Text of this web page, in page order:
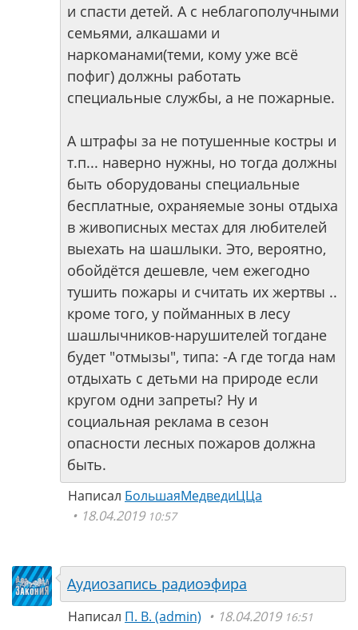
и спасти детей. А с неблагополучными
семьями, алкашами и
наркоманами(теми, кому уже всё
пофиг) должны работать
специальные службы, а не пожарные.
А штрафы за не потушенные костры и
т.п... наверно нужны, но тогда должны
быть оборудованы специальные
бесплатные, охраняемые зоны отдыха
в живописных местах для любителей
выехать на шашлыки. Это, вероятно,
обойдётся дешевле, чем ежегодно
тушить пожары и считать их жертвы ..
кроме того, у пойманных в лесу
шашлычников-нарушителей тогдане
будет "отмызы", типа: -А где тогда нам
отдыхать с детьми на природе если
кругом одни запреты? Ну и
социальная реклама в сезон
опасности лесных пожаров должна
быть.
Написал БольшаяМедведиЦЦа
18.04.2019 10:57
Аудиозапись радиоэфира
Написал П. В. (аdmin) 18.04.2019 16:51